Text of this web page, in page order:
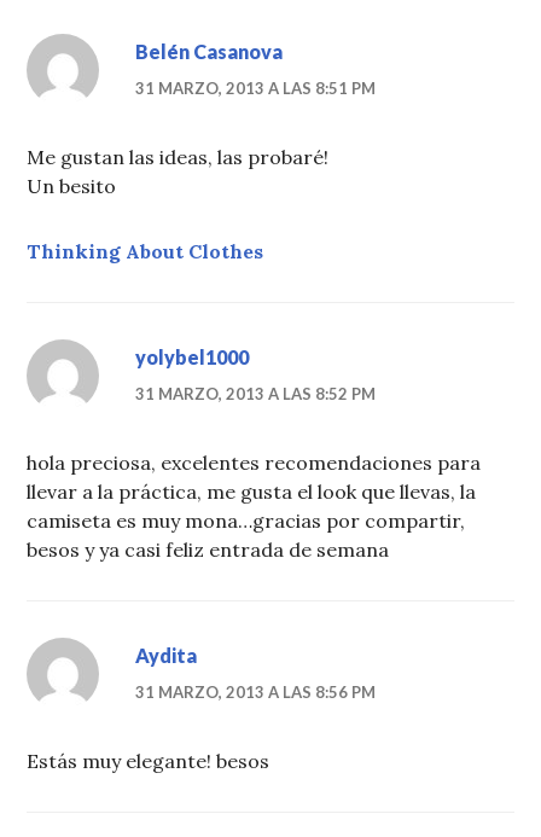
Belén Casanova
31 MARZO, 2013 A LAS 8:51 PM
Me gustan las ideas, las probaré!
Un besito
Thinking About Clothes
yolybel1000
31 MARZO, 2013 A LAS 8:52 PM
hola preciosa, excelentes recomendaciones para
llevar a la práctica, me gusta el look que llevas, la
camiseta es muy mona…gracias por compartir,
besos y ya casi feliz entrada de semana
Aydita
31 MARZO, 2013 A LAS 8:56 PM
Estás muy elegante! besos